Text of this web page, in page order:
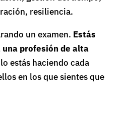
resiliencia.
un examen. Estás
profesión de alta
estás haciendo cada
en los que sientes que